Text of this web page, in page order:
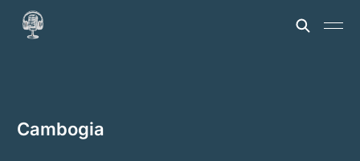
Cambogia